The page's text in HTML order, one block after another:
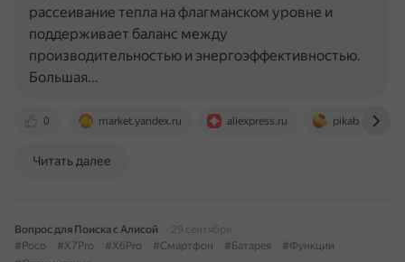
0 market.yandex.ru aliexpress.ru pikabu.ru
рассеивание тепла на флагманском уровне и
поддерживает баланс между
производительностью и энергоэффективностью.
Большая…
Читать далее
Вопрос для Поиска с Алисой
29 сентября
#Poco
#X7Pro #X6Pro #Смартфон #Батарея
#Функции